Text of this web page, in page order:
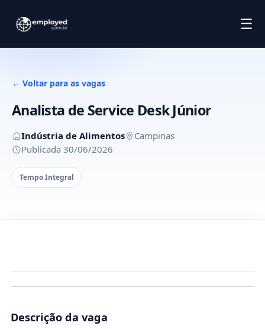
☰
← Voltar para as vagas
Analista de Service Desk Júnior
Indústria de Alimentos
Campinas
Publicada 30/06/2026
Tempo Integral
Descrição da vaga